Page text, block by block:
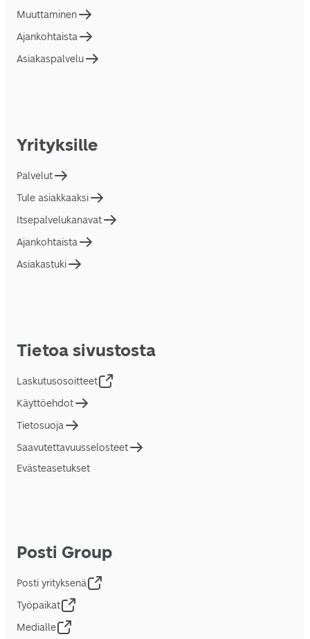
Muuttaminen
Ajankohtaista
Asiakaspalvelu
Yrityksille
Palvelut
Tule asiakkaaksi
Itsepalvelukanavat
Ajankohtaista
Asiakastuki
Tietoa sivustosta
Laskutusosoitteet
Käyttöehdot
Tietosuoja
Saavutettavuusselosteet
Evästeasetukset
Posti Group
Posti yrityksenä
Työpaikat
Medialle